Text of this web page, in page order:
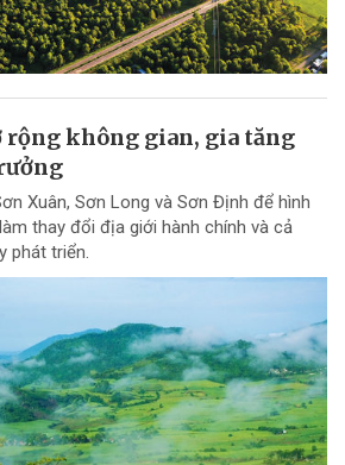
rộng không gian, gia tăng
Xuân, Sơn Long và Sơn Định để hình
thay đổi địa giới hành chính và cả
phát triển.